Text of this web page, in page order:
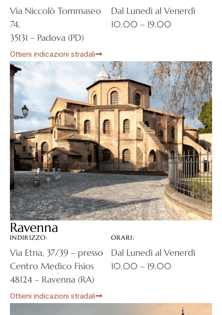
Via Niccolò Tommaseo
74,
35131 – Padova (PD)
Dal Lunedì al Venerdì
10.00 – 19.00
Ottieni indicazioni stradali
Ravenna
INDIRIZZO:
Via Etna, 37/39 – presso
Centro Medico Fisios
48124 – Ravenna (RA)
ORARI:
Dal Lunedì al Venerdì
10.00 – 19.00
Ottieni indicazioni stradali